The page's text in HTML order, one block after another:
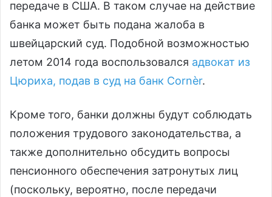
передаче в США. В таком случае на действие
банка может быть подана жалоба в
швейцарский суд. Подобной возможностью
летом 2014 года воспользовался адвокат из
Цюриха, подав в суд на банк Cornèr.
Кроме того, банки должны будут соблюдать
положения трудового законодательства, а
также дополнительно обсудить вопросы
пенсионного обеспечения затронутых лиц
(поскольку, вероятно, после передачи